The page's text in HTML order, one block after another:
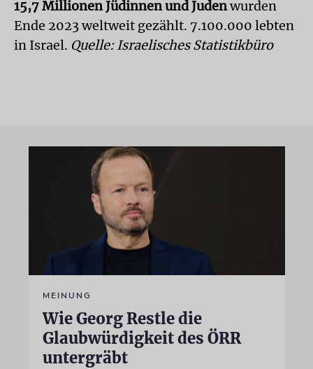
15,7 Millionen Jüdinnen und Judenwurden
Ende 2023 weltweit gezählt. 7.100.000 lebten
in Israel. Quelle: Israelisches Statistikbüro
MEINUNG
Wie Georg Restle die
Glaubwürdigkeit des ÖRR
untergräbt